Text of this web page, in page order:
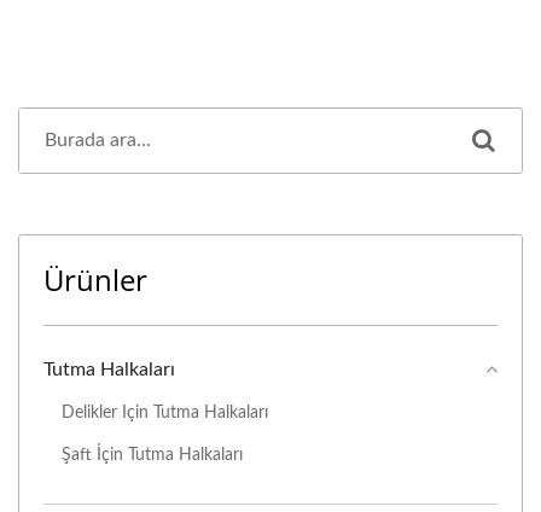
Ürünler
Tutma Halkaları
Delikler Için Tutma Halkaları
Şaft İçin Tutma Halkaları